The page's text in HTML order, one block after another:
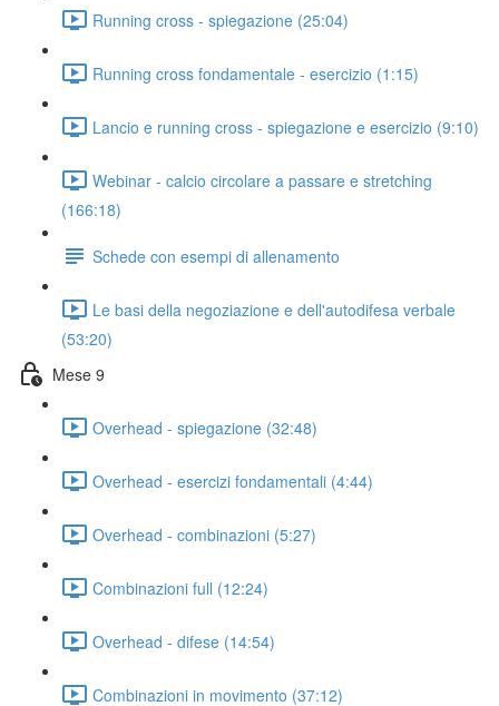
Running cross - spiegazione (25:04)
Running cross fondamentale - esercizio (1:15)
Lancio e running cross - spiegazione e esercizio (9:10)
Webinar - calcio circolare a passare e stretching
(166:18)
Schede con esempi di allenamento
Le basi della negoziazione e dell'autodifesa verbale
(53:20)
Mese 9
Overhead - spiegazione (32:48)
Overhead - esercizi fondamentali (4:44)
Overhead - combinazioni (5:27)
Combinazioni full (12:24)
Overhead - difese (14:54)
Combinazioni in movimento (37:12)